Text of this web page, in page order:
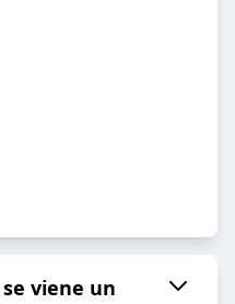
viene un